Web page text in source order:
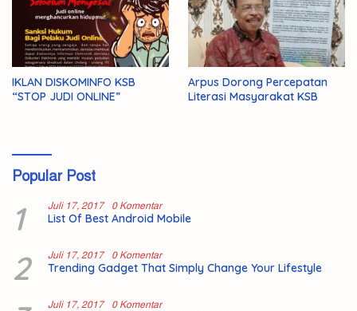
IKLAN DISKOMINFO KSB
“STOP JUDI ONLINE”
Arpus Dorong Percepatan
Literasi Masyarakat KSB
Popular Post
1 Juli 17, 2017 0 Komentar
List Of Best Android Mobile
2 Juli 17, 2017 0 Komentar
Trending Gadget That Simply Change Your Lifestyle
Juli 17, 2017 0 Komentar